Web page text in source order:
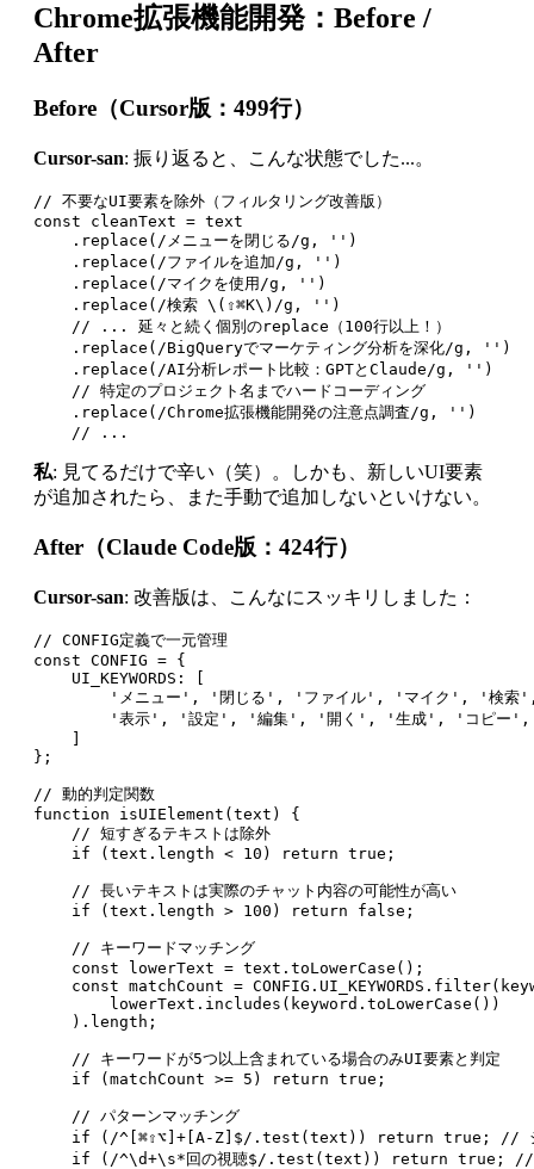
Chrome拡張機能開発：Before /
After
Before（Cursor版：499行）
Cursor-san: 振り返ると、こんな状態でした...。
// 不要なUI要素を除外（フィルタリング改善版）
const cleanText = text
    .replace(/メニューを閉じる/g, '')
    .replace(/ファイルを追加/g, '')
    .replace(/マイクを使用/g, '')
    .replace(/検索 \(⇧⌘K\)/g, '')
    // ... 延々と続く個別のreplace（100行以上！）
    .replace(/BigQueryでマーケティング分析を深化/g, '')
    .replace(/AI分析レポート比較：GPTとClaude/g, '')
    // 特定のプロジェクト名までハードコーディング
    .replace(/Chrome拡張機能開発の注意点調査/g, '')
私: 見てるだけで辛い（笑）。しかも、新しいUI要素
が追加されたら、また手動で追加しないといけない。
After（Claude Code版：424行）
Cursor-san: 改善版は、こんなにスッキリしました：
// CONFIG定義で一元管理
const CONFIG = {
    UI_KEYWORDS: [
'メニュー', '閉じる', 'ファイル', 'マイク', '検索
'表示', '設定', '編集', '開く', '生成', 'コピー',
};
// 動的判定関数
function isUIElement(text) {
    // 短すぎるテキストは除外
    if (text.length < 10) return true;
    // 長いテキストは実際のチャット内容の可能性が高い
    if (text.length > 100) return false;
    // キーワードマッチング
    const lowerText = text.toLowerCase();
const matchCount =
        lowerText.includes(keyword.toLowerCase())
    ).length;
    // キーワードが5つ以上含まれている場合のみUI要素と判定
    if (matchCount >= 5) return true;
    // パターンマッチング
if (/^[⌘⇧⌥]+[A-Z]$/.test(text)) return true; // シ
if (/^\d+\s*回の視聴$/.test(text)) return true;